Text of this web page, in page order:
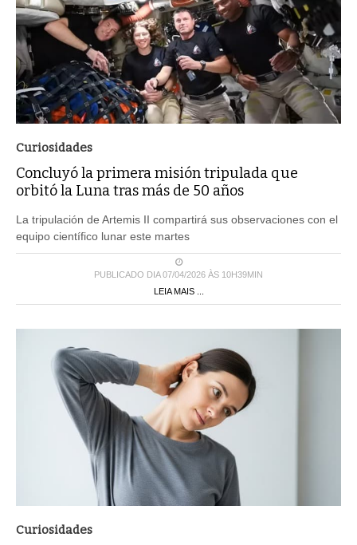
Curiosidades
Concluyó la primera misión tripulada que
orbitó la Luna tras más de 50 años
La tripulación de Artemis II compartirá sus observaciones con el
equipo científico lunar este martes
PUBLICADO DIA 07/04/2026 ÀS 10H39MIN
LEIA MAIS ...
Curiosidades